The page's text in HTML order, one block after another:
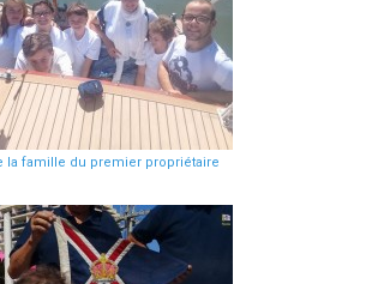
la famille du premier propriétaire